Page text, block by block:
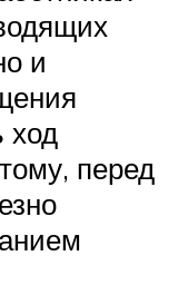
и
ход
перед